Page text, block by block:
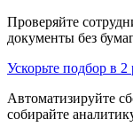
Проверяйте
документы без
Ускорьте подбор в 2
Автоматизируйте
собирайте